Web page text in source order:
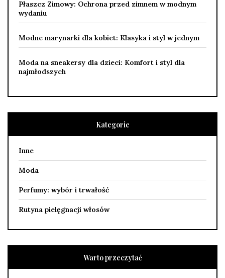
Płaszcz Zimowy: Ochrona przed zimnem w modnym
wydaniu
Modne marynarki dla kobiet: Klasyka i styl w jednym
Moda na sneakersy dla dzieci: Komfort i styl dla
najmłodszych
Kategorie
Inne
Moda
Perfumy: wybór i trwałość
Rutyna pielęgnacji włosów
Warto przeczytać